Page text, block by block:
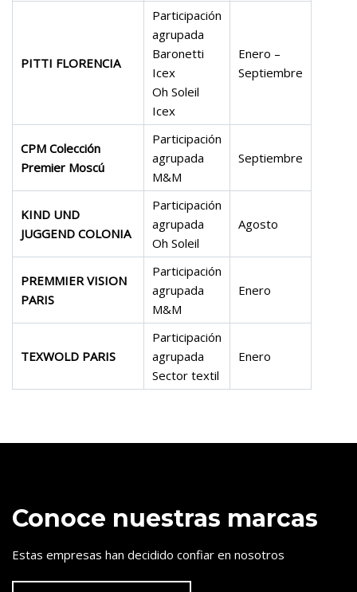
PITTI FLORENCIA
Participación
agrupada
Baronetti
Icex
Oh Soleil
Icex
Enero –
Septiembre
CPM Colección
Premier Moscú
Participación
agrupada
M&M
Septiembre
KIND UND
JUGGEND COLONIA
Participación
agrupada
Oh Soleil
Agosto
PREMMIER VISION
PARIS
Participación
agrupada
M&M
Enero
TEXWOLD PARIS
Participación
agrupada
Sector textil
Enero
Conoce nuestras marcas
Estas empresas han decidido confiar en nosotros